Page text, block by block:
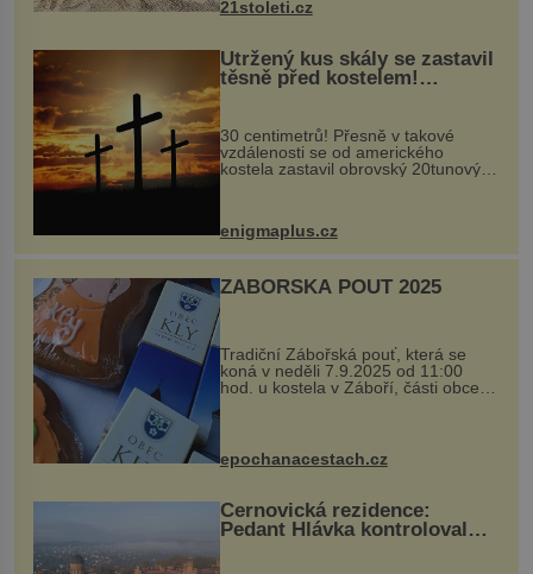
21stoleti.cz
Utržený kus skály se zastavil
těsně před kostelem!
Ochránila ho boží síla?
30 centimetrů! Přesně v takové
vzdálenosti se od amerického
kostela zastavil obrovský 20tunový
...
enigmaplus.cz
ZÁBOŘSKÁ POUŤ 2025
Tradiční Zábořská pouť, která se
koná v neděli 7.9.2025 od 11:00
hod. u kostela v Záboří, části obce
Kly u Mělníka. V programu naleznete
komentovanou prohlídku kostela,
epochanacestach.cz
Černovická rezidence:
Pedant Hlávka kontroloval